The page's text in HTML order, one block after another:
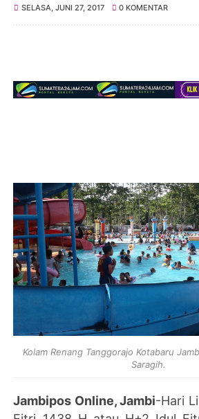
SELASA, JUNI 27, 2017 0 KOMENTAR
Kolam Renang Tanggorajo Kotabaru
Saragih.
Jambipos Online, Jambi-Hari